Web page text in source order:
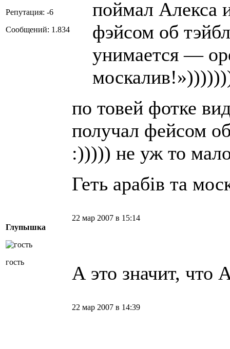
Репутация: -6
Сообщений: 1.834
поймал Алекса
фэйсом об
унимается —
по товей фотке
получал фейсом
:))))) не уж то
Геть арабів та
Глупышка
гость
22 мар 2007 в 15:14
А это значит, что
22 мар 2007 в 14:39